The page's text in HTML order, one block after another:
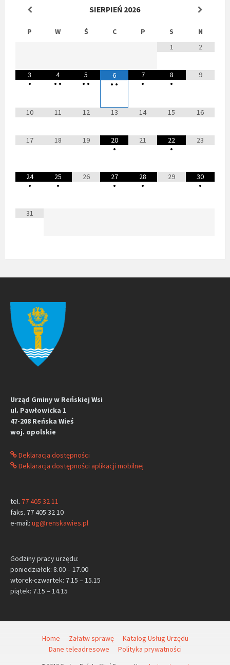
SIERPIEŃ 2026
P W Ś C P S
N
1
2
3
•
4
• •
5
• •
6
• •
7
•
8
•
9
10 11 12 13 14 15 16
17 18 19
20
•
21
22
•
23
24
•
25
•
26
27
•
28
•
29
30
•
31
Urząd Gminy w Reńskiej Wsi
ul. Pawłowicka 1
47-208 Reńska Wieś
woj. opolskie
Deklaracja dostępności
Deklaracja dostępności aplikacji mobilnej
tel. 77 405 32 11
faks. 77 405 32 10
e-mail: ug@renskawies.pl
Godziny pracy urzędu:
poniedziałek: 8.00 – 17.00
wtorek-czwartek: 7.15 – 15.15
piątek: 7.15 – 14.15
Home Załatw sprawę
Katalog Usług Urzędu
Dane teleadresowe
Polityka prywatności